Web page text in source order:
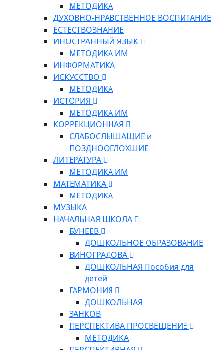
МЕТОДИКА
ДУХОВНО-НРАВСТВЕННОЕ ВОСПИТАНИЕ
ЕСТЕСТВОЗНАНИЕ
ИНОСТРАННЫЙ ЯЗЫК
МЕТОДИКА ИМ
ИНФОРМАТИКА
ИСКУССТВО
МЕТОДИКА
ИСТОРИЯ
МЕТОДИКА ИМ
КОРРЕКЦИОННАЯ
СЛАБОСЛЫШАЩИЕ и
ПОЗДНООГЛОХШИЕ
ЛИТЕРАТУРА
МЕТОДИКА ИМ
МАТЕМАТИКА
МЕТОДИКА
МУЗЫКА
НАЧАЛЬНАЯ ШКОЛА
БУНЕЕВ
ДОШКОЛЬНОЕ ОБРАЗОВАНИЕ
ВИНОГРАДОВА
ДОШКОЛЬНАЯ Пособия для
детей
ГАРМОНИЯ
ДОШКОЛЬНАЯ
ЗАНКОВ
ПЕРСПЕКТИВА ПРОСВЕЩЕНИЕ
МЕТОДИКА